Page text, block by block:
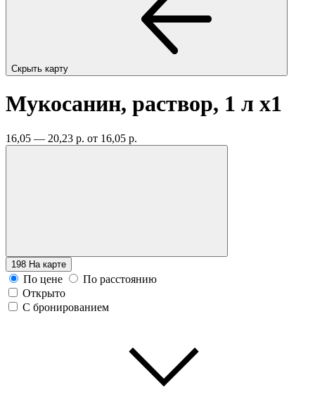
Скрыть карту
Мукосанин, раствор, 1 л x1
16,05 — 20,23 р. от 16,05 р.
198 На карте
По цене
По расстоянию
Открыто
С бронированием